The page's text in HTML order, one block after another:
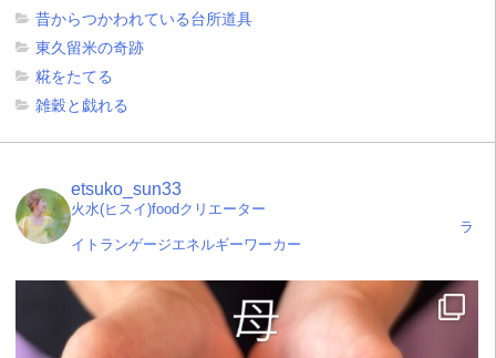
昔からつかわれている台所道具
東久留米の奇跡
糀をたてる
雑穀と戯れる
etsuko_sun33
火水(ヒスイ)foodクリエーター
ラ
イトランゲージエネルギーワーカー